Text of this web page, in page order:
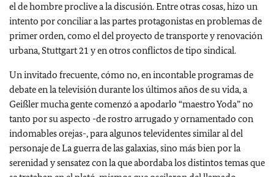
el de hombre proclive a la discusión. Entre otras cosas, hizo un
intento por conciliar a las partes protagonistas en problemas de
primer orden, como el del proyecto de transporte y renovación
urbana, Stuttgart 21 y en otros conflictos de tipo sindical.
Un invitado frecuente, cómo no, en incontable programas de
debate en la televisión durante los últimos años de su vida, a
Geißler mucha gente comenzó a apodarlo “maestro Yoda” no
tanto por su aspecto -de rostro arrugado y ornamentado con
indomables orejas-, para algunos televidentes similar al del
personaje de La guerra de las galaxias, sino más bien por la
serenidad y sensatez con la que abordaba los distintos temas que